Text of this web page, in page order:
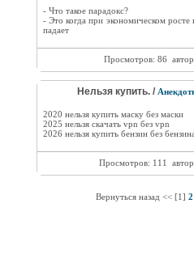
- Что такое парадокс?
- Это когда при экономическом
падает
Просмотров: 86
Нельзя купить. /
2020 нельзя купить маску без маски
2025 нельзя скачать vpn без vpn
2026 нельзя купить бензин без
Просмотров: 111
Вернуться назад << [1] 2